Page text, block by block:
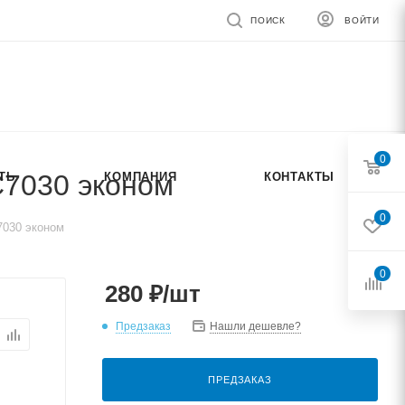
ВОЙТИ
ПОИСК
КОМПАНИЯ КОНТАКТЫ
эконом
эконом
280 ₽/шт
Предзаказ Нашли дешевле?
ПРЕДЗАКАЗ
0
0
0